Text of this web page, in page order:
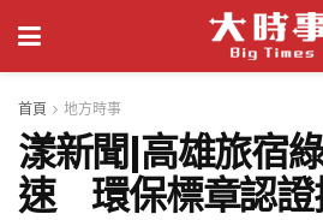
首頁 地方時事
漾新聞|高雄旅宿
速 環保標章認證